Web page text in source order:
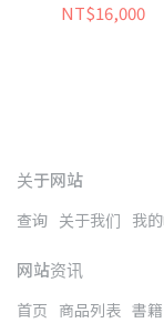
NT$16,000
关于网站
查询 关于我们 我
网站资讯
首页 商品列表 書籍